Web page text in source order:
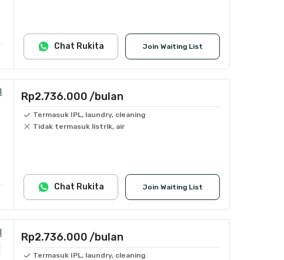
Join Waiting List
Chat Rukita
Rp2.736.000 /bulan
Termasuk IPL, laundry, cleaning
Tidak termasuk listrik, air
Join Waiting List
Chat Rukita
Rp2.736.000 /bulan
Termasuk IPL, laundry, cleaning